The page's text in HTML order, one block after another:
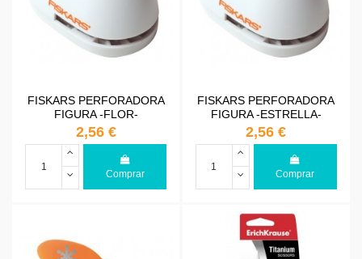
FISKARS PERFORADORA
FIGURA -FLOR-
2,56 €
Comprar
FISKARS PERFORADORA
FIGURA -ESTRELLA-
2,56 €
Comprar